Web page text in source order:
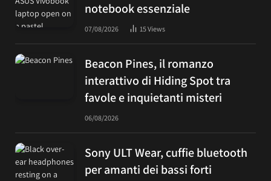
notebook essenziale
07/08/2026 15Views
Beacon Pines, il romanzo
interattivo di Hiding Spot tra
favole e inquietanti misteri
06/08/2026
Sony ULT Wear, cuffie bluetooth
per amanti dei bassi forti